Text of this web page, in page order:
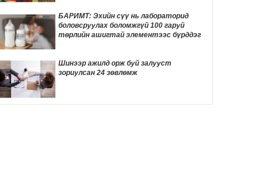
5 цаг 48 мин
"Дөчин жилийн дараа өөрийн гэсэн
байртай боллоо"
6 цаг 5 мин
24 БАРИМТ: Spider-Man киног үзэхээсээ
өмнө мэдэх ёстой зүйлс
БАРИМТ: Эхийн сүү нь лабораторид
боловсруулах боломжгүй 100 гаруй
төрлийн ашигтай элементээс бүрддэг
Шинээр ажилд орж буй залууст
зориулсан 24 зөвлөмж